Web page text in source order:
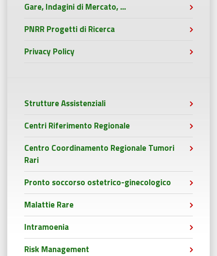
Gare, Indagini di Mercato, ...
PNRR Progetti di Ricerca
Privacy Policy
Strutture Assistenziali
Centri Riferimento Regionale
Centro Coordinamento Regionale Tumori
Rari
Pronto soccorso ostetrico-ginecologico
Malattie Rare
Intramoenia
Risk Management